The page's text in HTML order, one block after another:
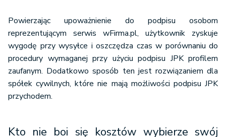
Powierzając upoważnienie do podpisu osobom
reprezentującym serwis wFirma.pl, użytkownik zyskuje
wygodę przy wysyłce i oszczędza czas w porównaniu do
procedury wymaganej przy użyciu podpisu JPK profilem
zaufanym. Dodatkowo sposób ten jest rozwiązaniem dla
spółek cywilnych, które nie mają możliwości podpisu JPK
przychodem.
Kto nie boi się kosztów wybierze swój